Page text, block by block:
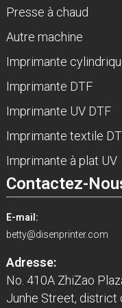
Presse à chaud
Autre machine
Imprimante
Imprimante DTF
Imprimante UV DTF
Imprimante textile
Imprimante à plat UV
Contactez-
E-mail:
betty@disenprinter.com
Adresse:
No. 410A ZhiZao
Junhe Street, district